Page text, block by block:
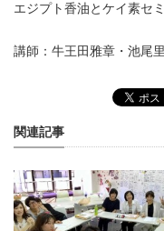
エジプト香油とケイ素セ
講師：牛王田雅章・池尾
関連記事